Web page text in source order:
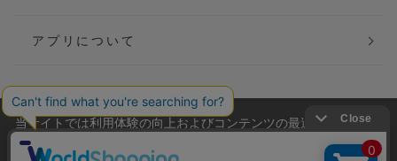
アプリについて
会社概要
当サイトでは利用体験の向上およびコンテンツの最適な提供、ト
ラフィックの分析を目的としてCookieを使用しています。